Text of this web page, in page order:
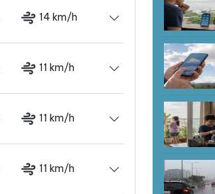
14 km/h
11 km/h
11 km/h
11 km/h